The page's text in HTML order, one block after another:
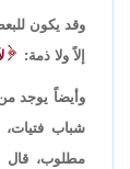
وقد يكون
إلاً ولا ذمة:
وأيضاً يوجد
شباب فتيات،
مطلوب، قال